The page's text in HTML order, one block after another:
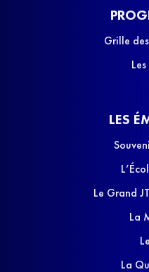
Grille
LES
Le Grand
La
La